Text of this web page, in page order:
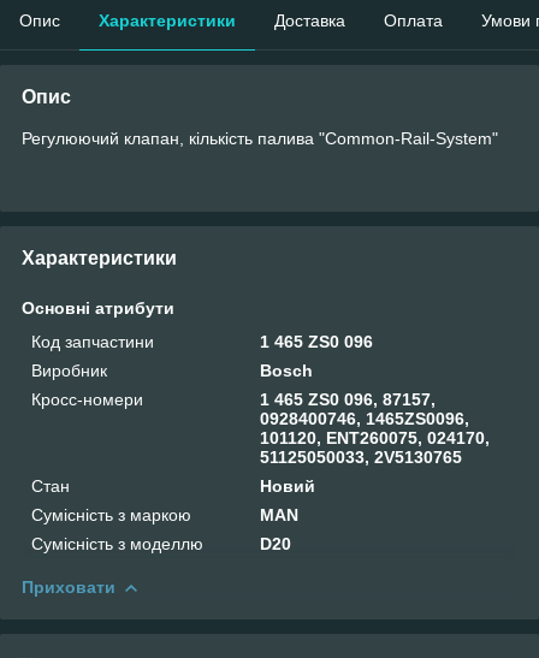
Опис Характеристики Доставка Оплата Умови
Опис
Регулюючий клапан, кількість палива "Common-Rail-System"
Характеристики
Основні атрибути
Код запчастини
1 465 ZS0 096
Виробник
Bosch
Кросс-номери
1 465 ZS0 096, 87157,
0928400746, 1465ZS0096,
101120, ENT260075, 024170,
51125050033, 2V5130765
Стан
Новий
Сумісність з маркою
MAN
Сумісність з моделлю
D20
Приховати